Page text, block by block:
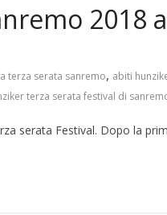
2018
terza serata sanremo, abiti
terza serata festival di
serata Festival. Dopo la